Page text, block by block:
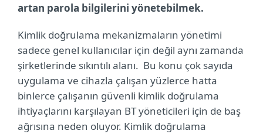
artan parola bilgilerini yönetebilmek.
Kimlik doğrulama mekanizmaların yönetimi
sadece genel kullanıcılar için değil aynı zamanda
şirketlerinde sıkıntılı alanı. Bu konu çok sayıda
uygulama ve cihazla çalışan yüzlerce hatta
binlerce çalışanın güvenli kimlik doğrulama
ihtiyaçlarını karşılayan BT yöneticileri için de baş
ağrısına neden oluyor. Kimlik doğrulama